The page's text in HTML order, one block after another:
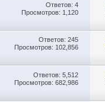
Ответов: 4
Просмотров: 1,120
Ответов: 245
Просмотров: 102,856
Ответов: 5,512
Просмотров: 682,986